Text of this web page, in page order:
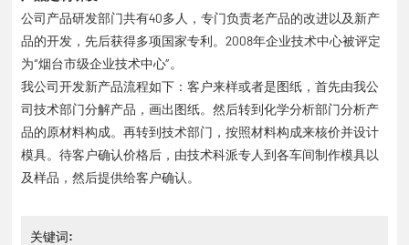
公司产品研发部门共有40多人，专门负责老产品的改进以及新产
品的开发，先后获得多项国家专利。2008年企业技术中心被评定
为“烟台市级企业技术中心”。
我公司开发新产品流程如下：客户来样或者是图纸，首先由我公
司技术部门分解产品，画出图纸。然后转到化学分析部门分析产
品的原材料构成。再转到技术部门，按照材料构成来核价并设计
模具。待客户确认价格后，由技术科派专人到各车间制作模具以
及样品，然后提供给客户确认。
关键词: